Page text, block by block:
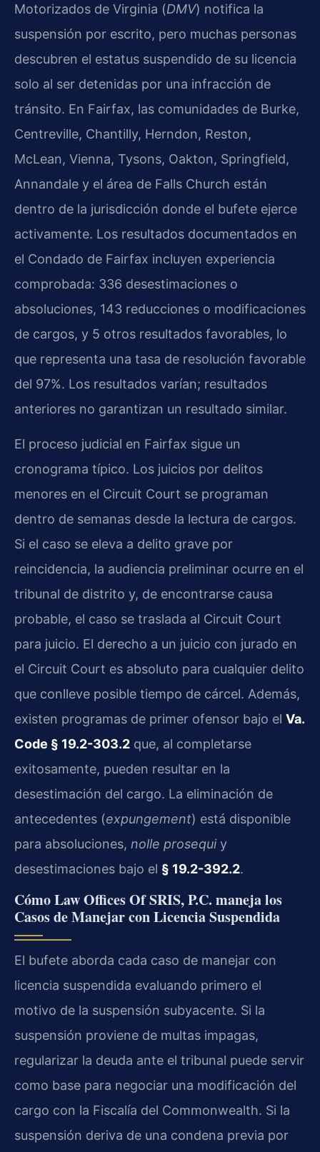
Motorizados de Virginia (DMV) notifica la
suspensión por escrito, pero muchas personas
descubren el estatus suspendido de su licencia
solo al ser detenidas por una infracción de
tránsito. En Fairfax, las comunidades de Burke,
Centreville, Chantilly, Herndon, Reston,
McLean, Vienna, Tysons, Oakton, Springfield,
Annandale y el área de Falls Church están
dentro de la jurisdicción donde el bufete ejerce
activamente. Los resultados documentados en
el Condado de Fairfax incluyen experiencia
comprobada: 336 desestimaciones o
absoluciones, 143 reducciones o modificaciones
de cargos, y 5 otros resultados favorables, lo
que representa una tasa de resolución favorable
del 97%. Los resultados varían; resultados
anteriores no garantizan un resultado similar.
El proceso judicial en Fairfax sigue un
cronograma típico. Los juicios por delitos
menores en el Circuit Court se programan
dentro de semanas desde la lectura de cargos.
Si el caso se eleva a delito grave por
reincidencia, la audiencia preliminar ocurre en el
tribunal de distrito y, de encontrarse causa
probable, el caso se traslada al Circuit Court
para juicio. El derecho a un juicio con jurado en
el Circuit Court es absoluto para cualquier delito
que conlleve posible tiempo de cárcel. Además,
existen programas de primer ofensor bajo el Va.
Code § 19.2-303.2 que, al completarse
exitosamente, pueden resultar en la
desestimación del cargo. La eliminación de
antecedentes (expungement) está disponible
para absoluciones, nolle prosequiy
desestimaciones bajo el § 19.2-392.2.
Cómo Law Offices Of SRIS, P.C. maneja los
Casos de Manejar con Licencia Suspendida
El bufete aborda cada caso de manejar con
licencia suspendida evaluando primero el
motivo de la suspensión subyacente. Si la
suspensión proviene de multas impagas,
regularizar la deuda ante el tribunal puede servir
como base para negociar una modificación del
cargo con la Fiscalía del Commonwealth. Si la
suspensión deriva de una condena previa por